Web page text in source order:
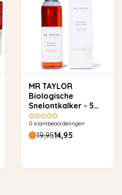
MR TAYLOR
Biologische
Snelontkalker - 5
keer ontkalken
0 klantbeoordelingen
19,9514,95